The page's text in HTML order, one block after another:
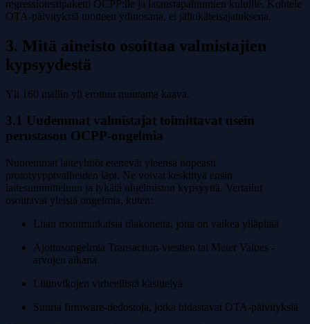
regressiotestipaketti OCPP:lle ja lataustapahtumien kuluille. Kohtele
OTA-päivityksiä tuotteen ydinosana, ei jälkikäteisajatuksena.
3. Mitä aineisto osoittaa valmistajien
kypsyydestä
Yli 160 mallin yli erottuu muutama kaava.
3.1 Uudemmat valmistajat toimittavat usein
perustason OCPP-ongelmia
Nuoremmat laiteyhtiöt etenevät yleensä nopeasti
prototyyppivaiheiden läpi. Ne voivat keskittyä ensin
laitesuunnitteluun ja lykätä ohjelmiston kypsyyttä. Vertailut
osoittavat yleisiä ongelmia, kuten:
Liian monimutkaisia tilakoneita, joita on vaikea ylläpitää
Ajoitusongelmia Transaction-viestien tai Meter Values -
arvojen aikana
Liitinvikojen virheellistä käsittelyä
Suuria firmware-tiedostoja, jotka hidastavat OTA-päivityksiä